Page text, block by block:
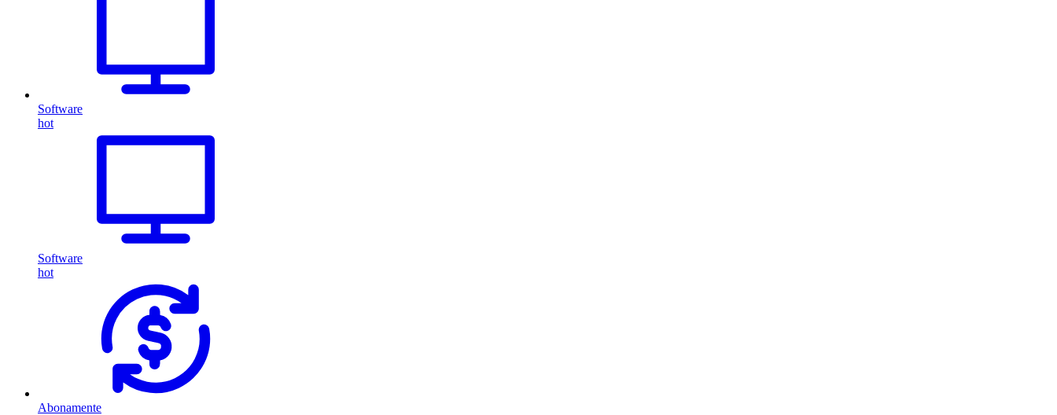
Software
hot
Software
hot
Abonamente